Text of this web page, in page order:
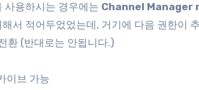
사용하시는 경우에는 Channel Manager
서 적어두었었는데, 거기에 다음 권한이
환 (반대로는 안됩니다.)
이브 가능